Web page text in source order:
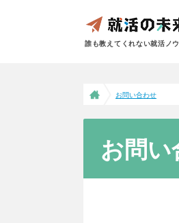
誰も教えてくれない就活ノ
お問い合わせ
お問